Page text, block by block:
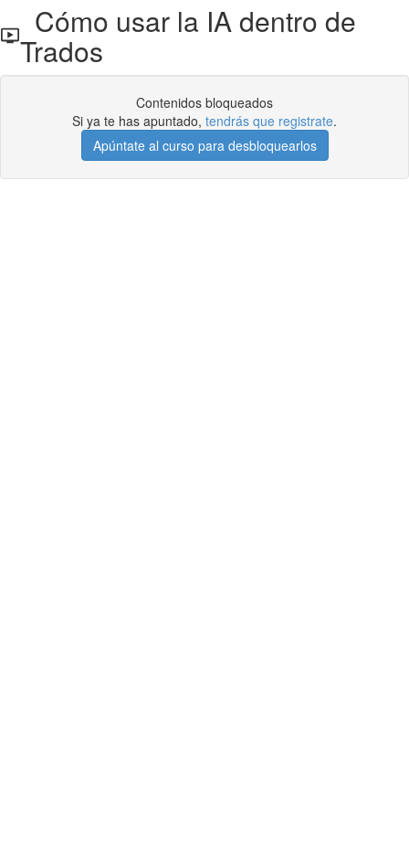
Cómo usar la IA dentro de
Trados
Contenidos bloqueados
Si ya te has apuntado, tendrás que registrate.
Apúntate al curso para desbloquearlos